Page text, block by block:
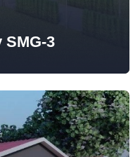
SMG-3